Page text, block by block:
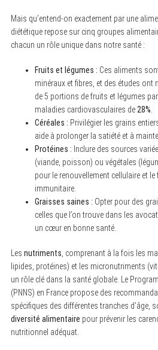
Mais qu’entend-on exactement par une
diététique repose sur cinq groupes
chacun un rôle unique dans notre santé :
Fruits et légumes : Ces aliments
minéraux et fibres, et des études
de 5 portions de fruits et légumes
maladies cardiovasculaires de 28%
Céréales : Privilégier les grains
aide à prolonger la satiété et à
Protéines : Inclure des sources
(viande, poisson) ou végétales
pour le renouvellement cellulaire et
immunitaire.
Graisses saines : Opter pour des
celles que l’on trouve dans les
un cœur en bonne santé.
Les nutriments , comprenant à la fois les
lipides, protéines) et les micronutriments
un rôle clé dans la santé globale. Le
(PNNS) en France propose des
spécifiques des différentes tranches d’âge,
diversité alimentaire pour prévenir les
nutritionnel adéquat.